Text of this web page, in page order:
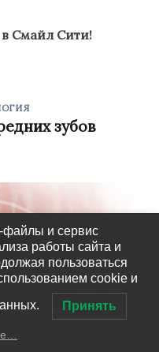
Смайл Сити!
зубов
файлы и сервис
работы сайта и
пользоваться
cookie и
Принять